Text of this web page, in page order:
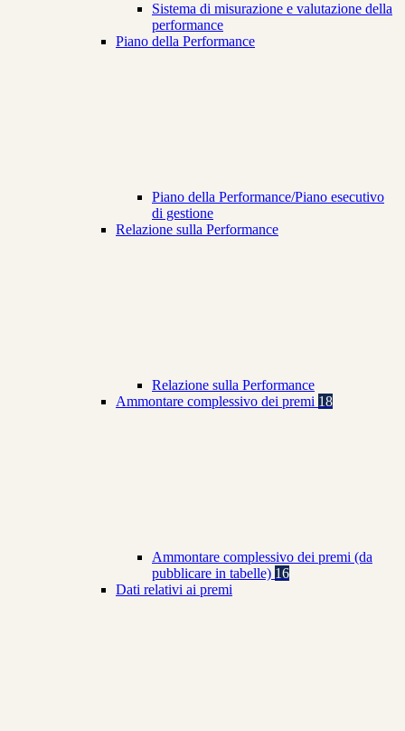
Sistema di misurazione e valutazione della
performance
Piano della Performance
Piano della Performance/Piano esecutivo
di gestione
Relazione sulla Performance
Relazione sulla Performance
Ammontare complessivo dei premi 18
Ammontare complessivo dei premi (da
pubblicare in tabelle) 16
Dati relativi ai premi